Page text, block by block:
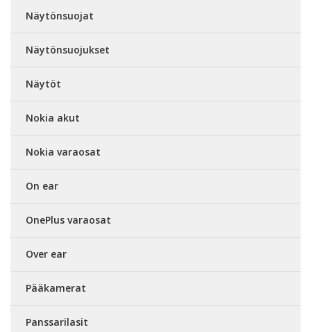
Näytönsuojat
Näytönsuojukset
Näytöt
Nokia akut
Nokia varaosat
On ear
OnePlus varaosat
Over ear
Pääkamerat
Panssarilasit